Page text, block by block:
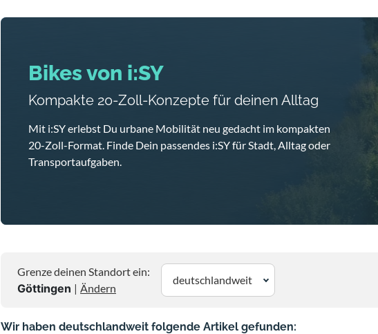
Bikes von i:SY
Kompakte 20-Zoll-Konzepte für deinen Alltag
Mit i:SY erlebst Du urbane Mobilität neu gedacht im kompakten
20-Zoll-Format. Finde Dein passendes i:SY für Stadt, Alltag oder
Transportaufgaben.
Grenze deinen Standort ein:
Göttingen | Ändern
deutschlandweit
Wir haben deutschlandweit folgende Artikel gefunden: